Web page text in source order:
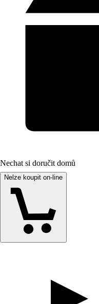
Nechat si doručit domů
Nelze koupit on-line